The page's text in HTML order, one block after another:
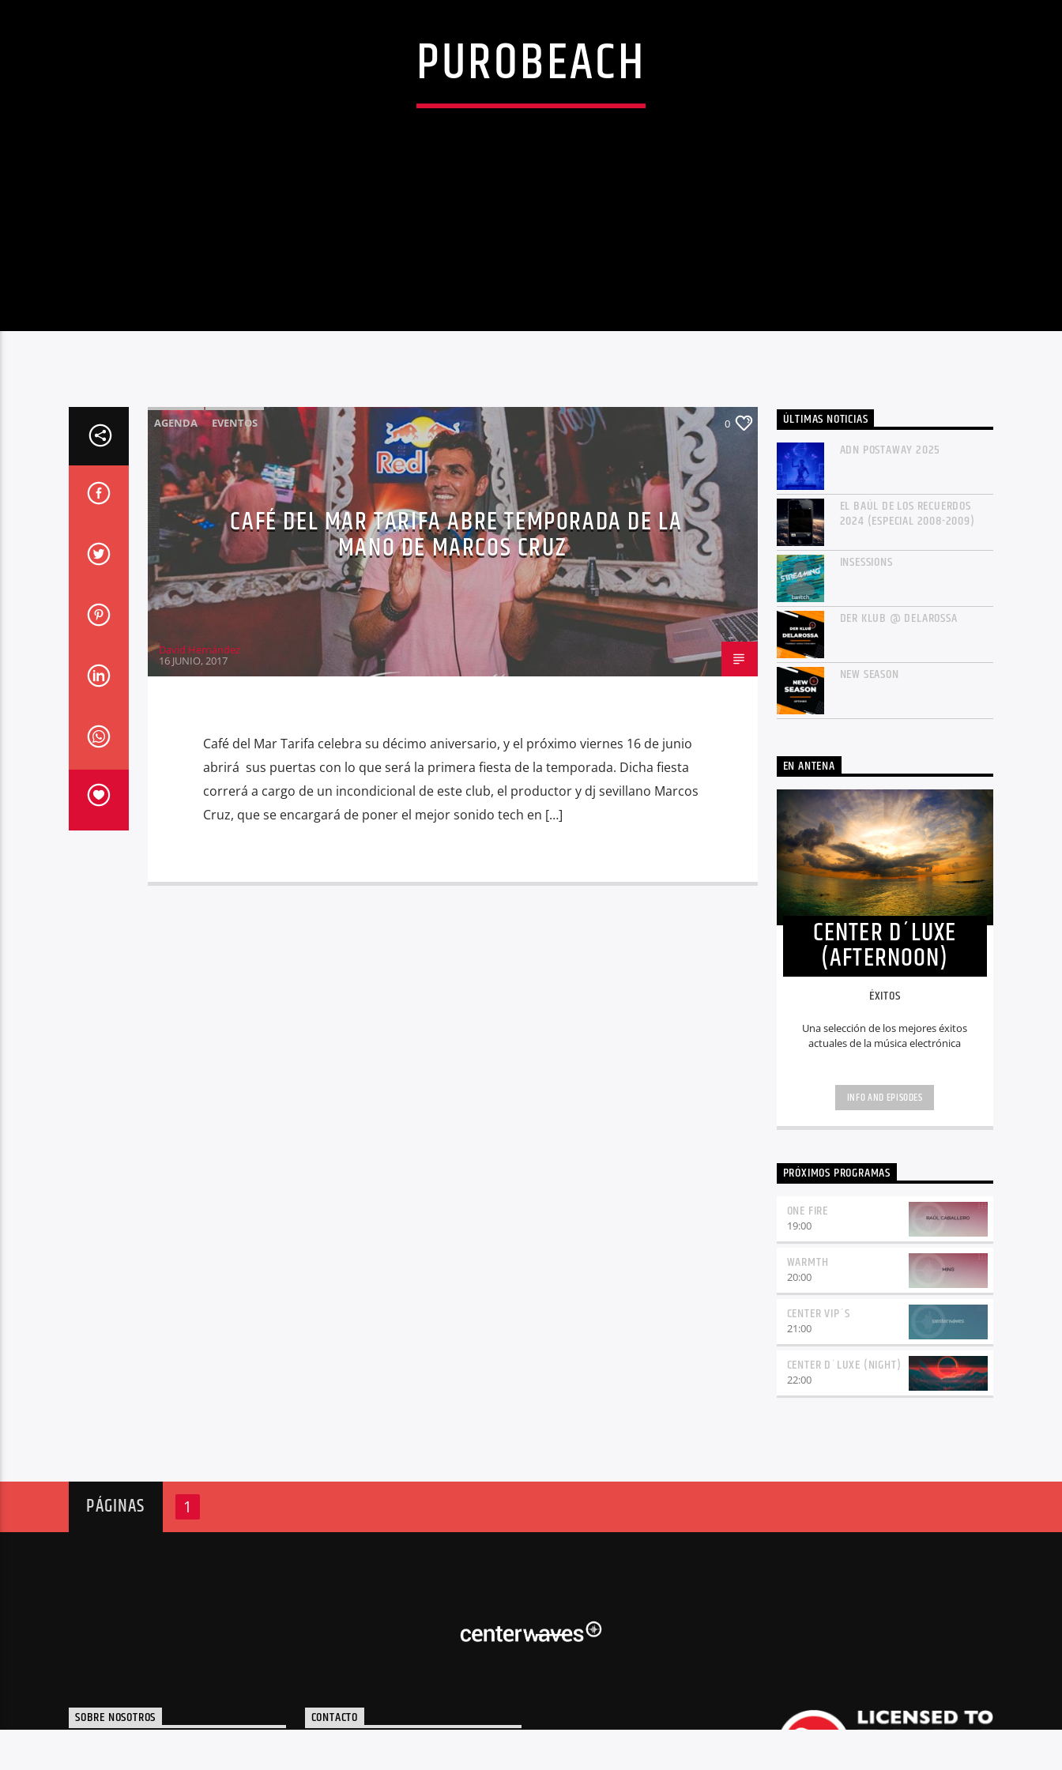
PUROBEACH
AGENDA EVENTOS 0
CAFÉ DEL MAR TARIFA ABRE TEMPORADA DE LA
MANO DE MARCOS CRUZ
David Hernández
16 JUNIO, 2017
Café del Mar Tarifa celebra su décimo aniversario, y el próximo viernes 16 de junio
abrirá sus puertas con lo que será la primera fiesta de la temporada. Dicha fiesta
correrá a cargo de un incondicional de este club, el productor y dj sevillano Marcos
Cruz, que se encargará de poner el mejor sonido tech en […]
ÚLTIMAS NOTICIAS
ADN POSTAWAY 2025
EL BAÚL DE LOS RECUERDOS
2024 (ESPECIAL 2008-2009)
INSESSIONS
DER KLUB @ DELAROSSA
NEW SEASON
EN ANTENA
CENTER D´LUXE
(AFTERNOON)
ÉXITOS
Una selección de los mejores éxitos
actuales de la música electrónica
INFO AND EPISODES
PRÓXIMOS PROGRAMAS
ONE FIRE
19:00
WARMTH
20:00
CENTER VIP´S
21:00
CENTER D´LUXE (NIGHT)
22:00
PÁGINAS 1
SOBRE NOSOTROS CONTACTO